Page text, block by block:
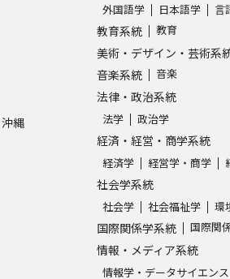
データサ
進路の３択
新学年ス
オープ
来場型・
沖縄
外国語学 日本語学 言
教育系統 教育
美術・デザイン・芸術系
音楽系統 音楽
法律・政治系統
法学 政治学
経済・経営・商学系統
経済学 経営学・商学
社会学系統
社会学 社会福祉学 環
国際関係学系統 国際関
情報・メディア系統
情報学・データサイエンス